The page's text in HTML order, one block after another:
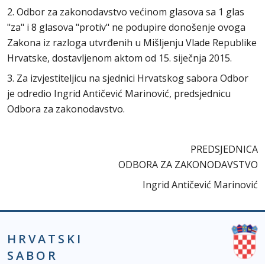
2. Odbor za zakonodavstvo većinom glasova sa 1 glas
"za" i 8 glasova "protiv" ne podupire donošenje ovoga
Zakona iz razloga utvrđenih u Mišljenju Vlade Republike
Hrvatske, dostavljenom aktom od 15. siječnja 2015.
3. Za izvjestiteljicu na sjednici Hrvatskog sabora Odbor
je odredio Ingrid Antičević Marinović, predsjednicu
Odbora za zakonodavstvo.
PREDSJEDNICA
ODBORA ZA ZAKONODAVSTVO
Ingrid Antičević Marinović
HRVATSKI
SABOR